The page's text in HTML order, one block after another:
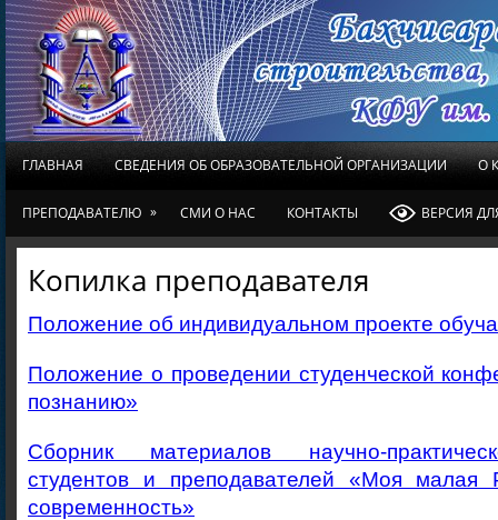
ГЛАВНАЯ СВЕДЕНИЯ ОБ ОБРАЗОВАТЕЛЬНОЙ ОРГАНИЗАЦИИ О
ПРЕПОДАВАТЕЛЮ » СМИ О НАС КОНТАКТЫ ВЕРСИЯ
Копилка преподавателя
Положение об индивидуальном проекте
Положение о проведении студенческой
познанию»
Сборник материалов научно-
студентов и преподавателей «Моя малая
современность»